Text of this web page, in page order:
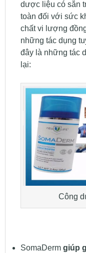
dược liệu có sẵn
toàn đối với sức
chất vi lượng
những tác dụng
đây là những tác
lại:
Công
SomaDermgiúp